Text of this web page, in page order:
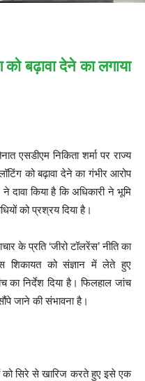
बढ़ावा देने का लगाया
एसडीएम निकिता शर्मा पर राज्य
को बढ़ावा देने का गंभीर आरोप
दावा किया है कि अधिकारी ने भूमि
को प्रश्रय दिया है।
के प्रति ‘जीरो टॉलरेंस’ नीति का
शिकायत को संज्ञान में लेते हुए
का निर्देश दिया है। फिलहाल जांच
जाने की संभावना है।
को सिरे से खारिज करते हुए इसे एक